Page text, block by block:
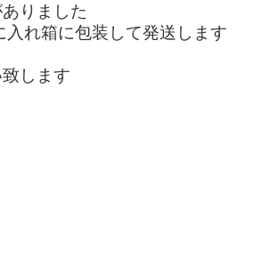
りました
入れ箱に包装して発送します
します